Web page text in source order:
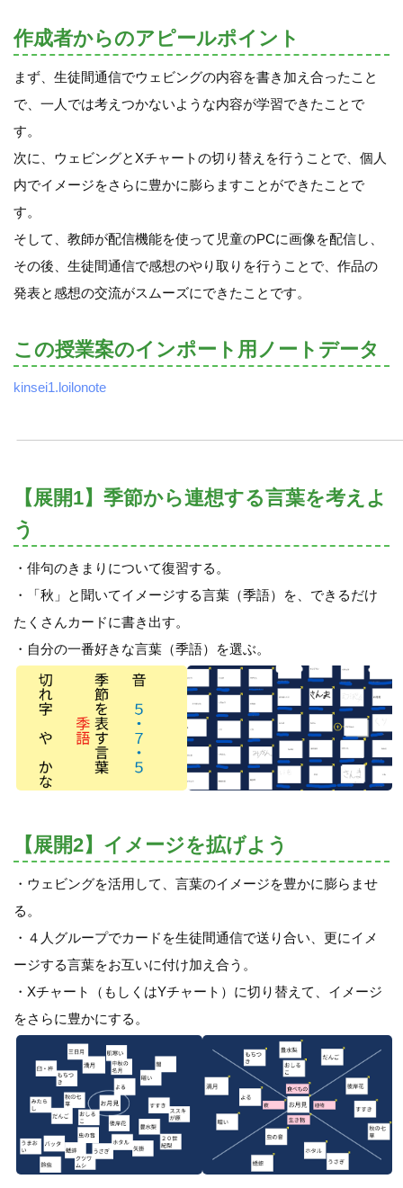
作成者からのアピールポイント
まず、生徒間通信でウェビングの内容を書き加え合ったこと
で、一人では考えつかないような内容が学習できたことで
す。
次に、ウェビングとXチャートの切り替えを行うことで、個人
内でイメージをさらに豊かに膨らますことができたことで
す。
そして、教師が配信機能を使って児童のPCに画像を配信し、
その後、生徒間通信で感想のやり取りを行うことで、作品の
発表と感想の交流がスムーズにできたことです。
この授業案のインポート用ノートデータ
kinsei1.loilonote
【展開1】季節から連想する言葉を考えよ
う
・俳句のきまりについて復習する。
・「秋」と聞いてイメージする言葉（季語）を、できるだけ
たくさんカードに書き出す。
・自分の一番好きな言葉（季語）を選ぶ。
【展開2】イメージを拡げよう
・ウェビングを活用して、言葉のイメージを豊かに膨らませ
る。
・４人グループでカードを生徒間通信で送り合い、更にイメ
ージする言葉をお互いに付け加え合う。
・Xチャート（もしくはYチャート）に切り替えて、イメージ
をさらに豊かにする。